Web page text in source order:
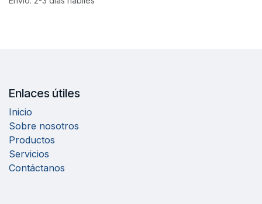
Enlaces útiles
Inicio
Sobre nosotros
Productos
Servicios
Contáctanos